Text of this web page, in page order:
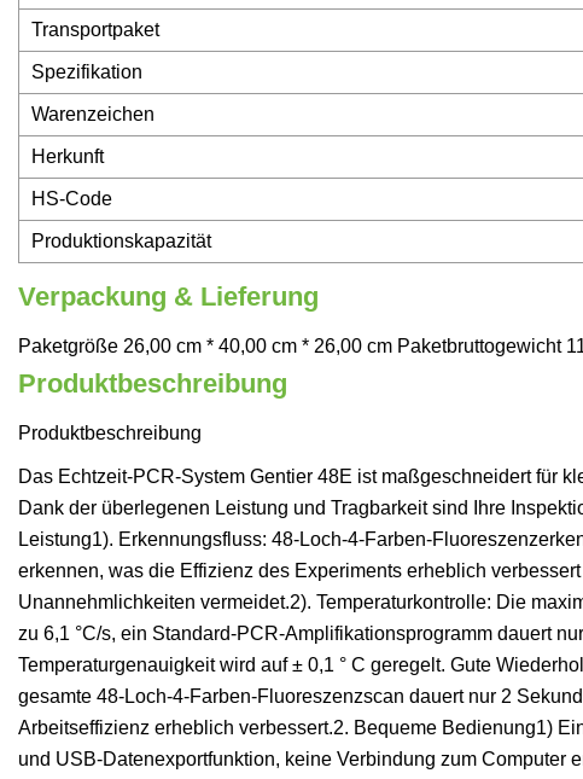
Transportpaket
Spezifikation
Warenzeichen
Herkunft
HS-Code
Produktionskapazität
Verpackung & Lieferung
Paketgröße 26,00 cm * 40,00 cm * 26,00 cm Paketbruttogewicht
Produktbeschreibung
Produktbeschreibung
Das Echtzeit-PCR-System Gentier 48E ist maßgeschneidert für
Dank der überlegenen Leistung und Tragbarkeit sind Ihre
Leistung1). Erkennungsfluss: 48-Loch-4-Farben-
erkennen, was die Effizienz des Experiments erheblich
Unannehmlichkeiten vermeidet.2). Temperaturkontrolle: Die
zu 6,1 °C/s, ein Standard-PCR-Amplifikationsprogramm dauert
Temperaturgenauigkeit wird auf ± 0,1 ° C geregelt. Gute
gesamte 48-Loch-4-Farben-Fluoreszenzscan dauert nur 2
Arbeitseffizienz erheblich verbessert.2. Bequeme Bedienung1)
und USB-Datenexportfunktion, keine Verbindung zum